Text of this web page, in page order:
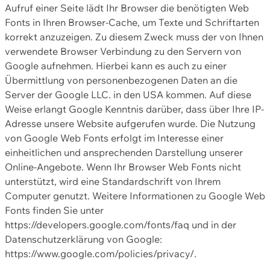
Aufruf einer Seite lädt Ihr Browser die benötigten Web
Fonts in Ihren Browser-Cache, um Texte und Schriftarten
korrekt anzuzeigen. Zu diesem Zweck muss der von Ihnen
verwendete Browser Verbindung zu den Servern von
Google aufnehmen. Hierbei kann es auch zu einer
Übermittlung von personenbezogenen Daten an die
Server der Google LLC. in den USA kommen. Auf diese
Weise erlangt Google Kenntnis darüber, dass über Ihre IP-
Adresse unsere Website aufgerufen wurde. Die Nutzung
von Google Web Fonts erfolgt im Interesse einer
einheitlichen und ansprechenden Darstellung unserer
Online-Angebote. Wenn Ihr Browser Web Fonts nicht
unterstützt, wird eine Standardschrift von Ihrem
Computer genutzt. Weitere Informationen zu Google Web
Fonts finden Sie unter
https://developers.google.com/fonts/faq und in der
Datenschutzerklärung von Google:
https://www.google.com/policies/privacy/.